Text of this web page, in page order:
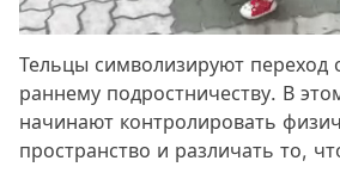
Тельцы символизируют переход
раннему подростничеству. В
начинают контролировать
пространство и различать то,